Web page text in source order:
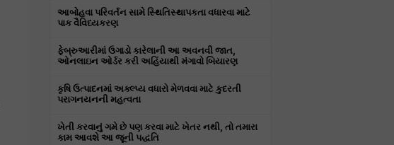
આબોહવા પરિવર્તન સામે સ્થિતિસ્થાપકતા વધારવા માટે
પાક વૈવિધ્યકરણ
ફેબ્રુઆરીમાં ઉગાડો કારેલાની આ અવનવી જાત,
ઓનલાઇન ઓર્ડર કરી અહિંયાથી મંગાવો બિયારણ
કૃષિ ઉત્પાદનમાં અક્લ્પ્ય વધારો મેળવવા માટે કુદરતી
પરાગનયનની મહત્વતા
ખેતી કરવાનું ગમે છે પણ કરવા માટે ખેતર નથી, તો તમારા
કામ આવશે આ જૂની પદ્ધતિ